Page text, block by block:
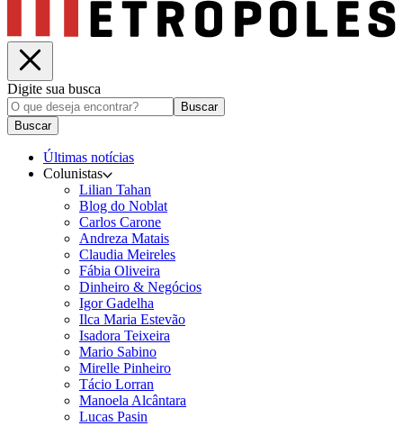
Digite sua busca
Buscar
Buscar
Últimas notícias
Colunistas
Lilian Tahan
Blog do Noblat
Carlos Carone
Andreza Matais
Claudia Meireles
Fábia Oliveira
Dinheiro & Negócios
Igor Gadelha
Ilca Maria Estevão
Isadora Teixeira
Mario Sabino
Mirelle Pinheiro
Tácio Lorran
Manoela Alcântara
Lucas Pasin